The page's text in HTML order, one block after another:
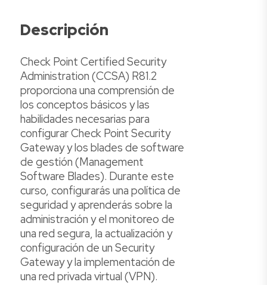
Descripción
Check Point Certified Security
Administration (CCSA) R81.2
proporciona una comprensión de
los conceptos básicos y las
habilidades necesarias para
configurar Check Point Security
Gateway y los blades de software
de gestión (Management
Software Blades). Durante este
curso, configurarás una política de
seguridad y aprenderás sobre la
administración y el monitoreo de
una red segura, la actualización y
configuración de un Security
Gateway y la implementación de
una red privada virtual (VPN).